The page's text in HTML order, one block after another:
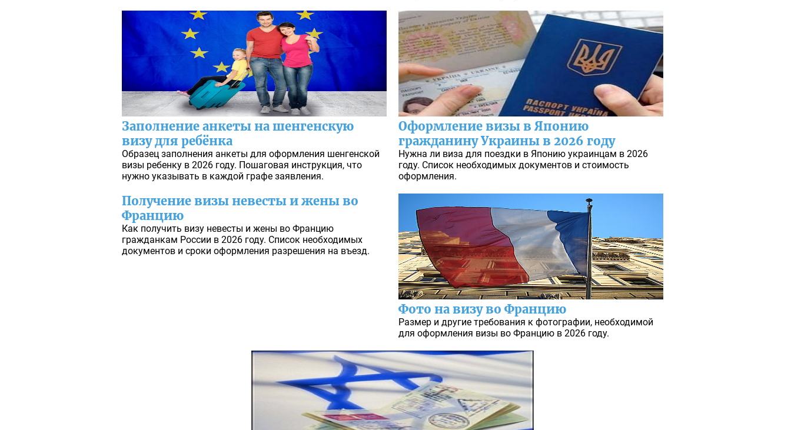
Заполнение анкеты на шенгенскую
визу для ребёнка
Образец заполнения анкеты для оформления шенгенской
визы ребенку в 2026 году. Пошаговая инструкция, что
нужно указывать в каждой графе заявления.
Оформление визы в Японию
гражданину Украины в 2026 году
Нужна ли виза для поездки в Японию украинцам в 2026
году. Список необходимых документов и стоимость
оформления.
Получение визы невесты и жены во
Францию
Как получить визу невесты и жены во Францию
гражданкам России в 2026 году. Список необходимых
документов и сроки оформления разрешения на въезд.
Фото на визу во Францию
Размер и другие требования к фотографии, необходимой
для оформления визы во Францию в 2026 году.